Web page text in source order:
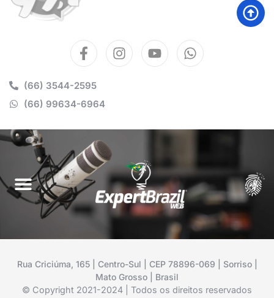
(66) 3544-2595
(66) 99634-6964
Rua Criciúma, 165 | Centro-Sul | CEP 78896-069 | Sorriso |
Mato Grosso | Brasil
© Copyright 2021-2024 | Todos os direitos reservados